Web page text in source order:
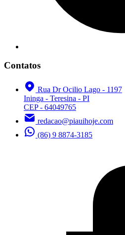
Contatos
Rua Dr Ocilio Lago - 1197
Ininga - Teresina - PI
CEP - 64049765
redacao@piauihoje.com
(86) 9 8874-3185